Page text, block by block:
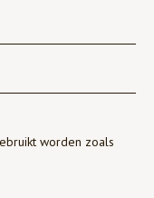
worden zoals